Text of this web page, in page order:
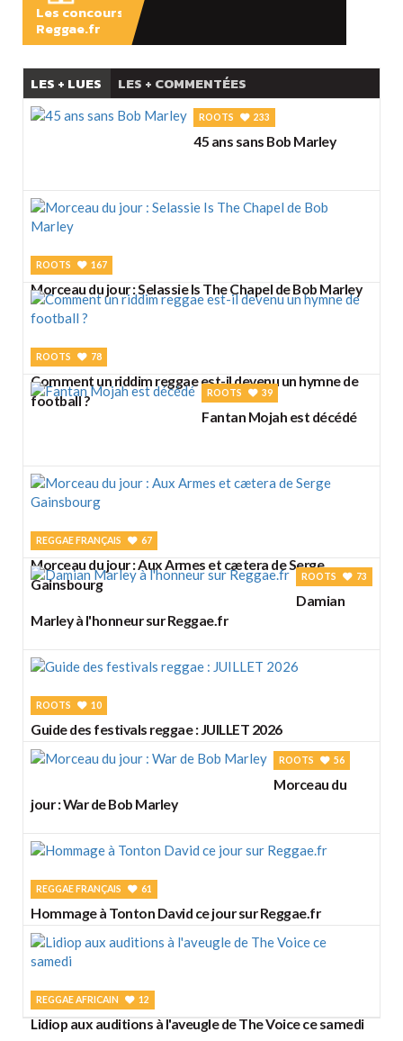
Les concours
Reggae.fr
LES + LUES LES + COMMENTÉES
ROOTS 233
45 ans sans Bob Marley
ROOTS 167
Morceau du jour : Selassie Is The Chapel de Bob Marley
ROOTS 78
Comment un riddim reggae est-il devenu un hymne de
football ?
ROOTS 39
Fantan Mojah est décédé
REGGAE FRANÇAIS 67
Morceau du jour : Aux Armes et cætera de Serge
Gainsbourg
ROOTS 73
Damian
Marley à l'honneur sur Reggae.fr
ROOTS 10
Guide des festivals reggae : JUILLET 2026
ROOTS 56
Morceau du
jour : War de Bob Marley
REGGAE FRANÇAIS 61
Hommage à Tonton David ce jour sur Reggae.fr
REGGAE AFRICAIN 12
Lidiop aux auditions à l'aveugle de The Voice ce samedi